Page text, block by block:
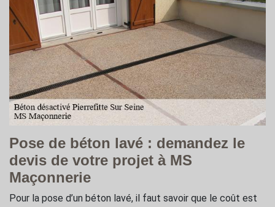
Pose de béton lavé : demandez le
devis de votre projet à MS
Maçonnerie
Pour la pose d’un béton lavé, il faut savoir que le coût est